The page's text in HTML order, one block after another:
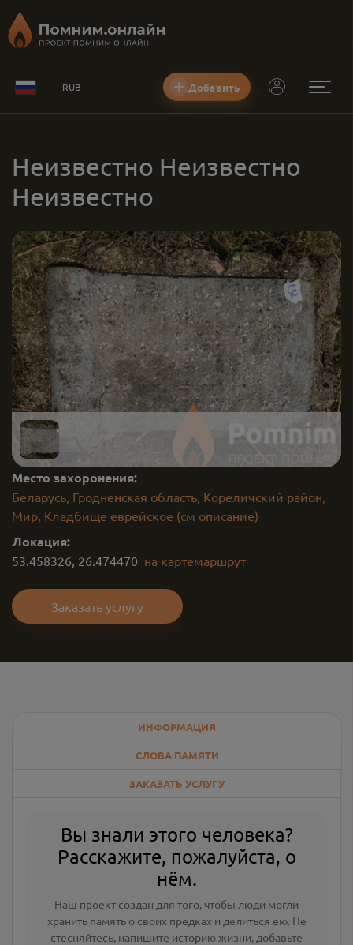
RUB Добавить
Неизвестно Неизвестно
Неизвестно
Место захоронения:
Беларусь, Гродненская область, Кореличский район,
Мир, Кладбище еврейское (см описание)
Локация:
53.458326, 26.474470 на картемаршрут
Заказать услугу
ИНФОРМАЦИЯ
СЛОВА ПАМЯТИ
ЗАКАЗАТЬ УСЛУГУ
Вы знали этого человека?
Расскажите, пожалуйста, о
нём.
Наш проект создан для того, чтобы люди могли
хранить память о своих предках и делиться ею. Не
стесняйтесь, напишите историю жизни, добавьте